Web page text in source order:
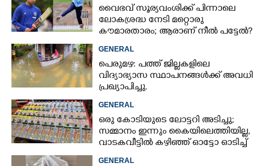
വൈഭവ് സൂര്യവംശിക്ക് പിന്നാലെ
ലോകശ്രദ്ധ നേടി മറ്റൊരു
കൗമാരതാരം; ആരാണ് നീൽ പട്ടേൽ?
GENERAL
പെരുമഴ: പത്ത് ജില്ലകളിലെ
വിദ്യാഭ്യാസ സ്ഥാപനങ്ങൾക്ക് അവധി
പ്രഖ്യാപിച്ചു.
GENERAL
ഒരു കോടിയുടെ ലോട്ടറി അടിച്ചു;
സമ്മാനം ഇന്നും കൈയിലെത്തിയില്ല,
വാടകവീട്ടിൽ കഴിഞ്ഞ് ഓട്ടോ ഓടിച്ച്
73കാരൻ
GENERAL
Share this link
Copy Link